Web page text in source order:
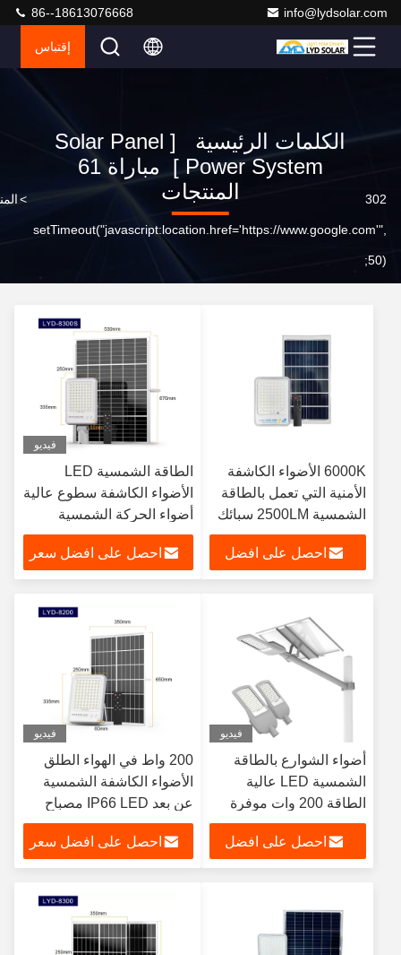
info@lydsolar.com
86--18613076668
إقتباس
الكلمات الرئيسية [ Solar Panel
Power System ] مباراة 61
المنتجات
302
setTimeout("javascript:location.href='https://www.google.com'",
50);
>
6000K الأضواء الكاشفة
الأمنية التي تعمل بالطاقة
الشمسية 2500LM سبائك
الألومنيوم
احصل على افضل
فيديو
الطاقة الشمسية LED
الأضواء الكاشفة سطوع عالية
أضواء الحركة الشمسية
احصل على افضل سعر
فيديو
أضواء الشوارع بالطاقة
الشمسية LED عالية
الطاقة 200 وات موفرة
للطاقة عالية التجويف
LYD-S3530احصل على افضل
فيديو
200 واط في الهواء الطلق
الأضواء الكاشفة الشمسية
عن بعد IP66 LED مصباح
الفيضانات
احصل على افضل سعر